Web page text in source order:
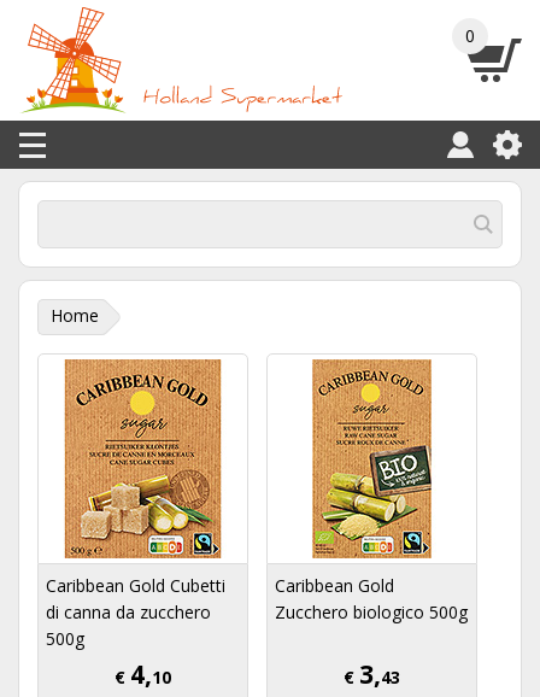
0
Home
Caribbean Gold Cubetti
di canna da zucchero
500g
€ 4,10
Caribbean Gold
Zucchero biologico 500g
€ 3,43